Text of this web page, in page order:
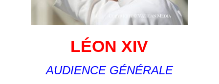
LÉON XIV
AUDIENCE GÉNÉRALE